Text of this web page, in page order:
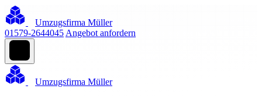
Umzugsfirma Müller
01579-2644045 Angebot anfordern
Umzugsfirma Müller